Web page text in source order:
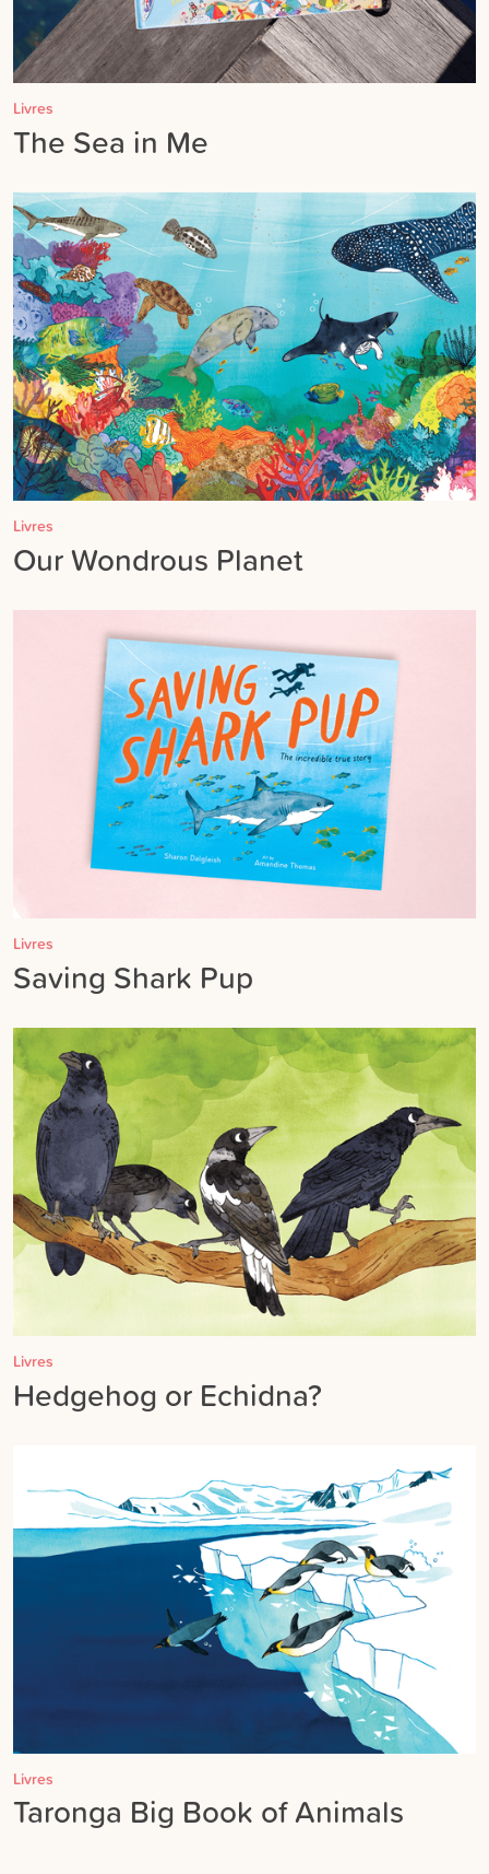
Livres
The Sea in Me
Livres
Our Wondrous Planet
Livres
Saving Shark Pup
Livres
Hedgehog or Echidna?
Livres
Taronga Big Book of Animals